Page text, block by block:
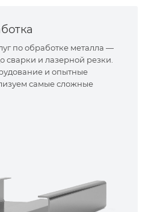
по обработке металла —
сварки и лазерной резки.
и опытные
самые сложные